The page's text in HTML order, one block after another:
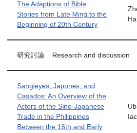
The Adaptions of Bible
Stories from Late Ming to the
Beginning of 20th Century
研究討論 Research and discussion
Sangleyes, Japones, and
Casados: An Overview of the
Actors of the Sino-Japanese
Trade in the Philippines
Between the 16th and Early